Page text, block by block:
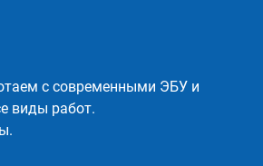
с современными ЭБУ и
виды работ.